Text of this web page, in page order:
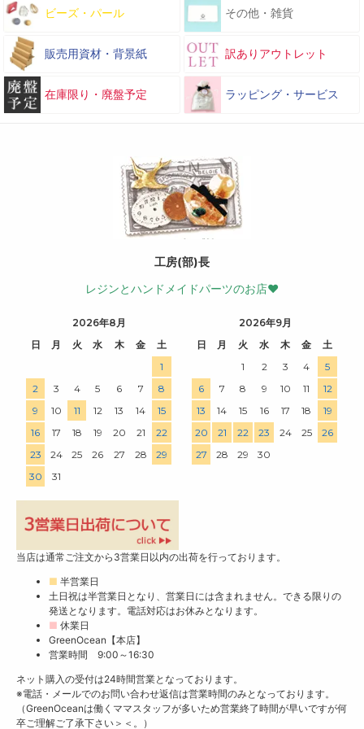
ビーズ・パール その他・雑貨
販売用資材・背景紙 訳ありアウトレット
在庫限り・廃盤予定 ラッピング・サービス
工房(部)長
レジンとハンドメイドパーツのお店♥
2026年8月
日
月 火 水 木 金
土
1
2
3 4 5 6 7
8
9
10 11 12 13 14
15
16
17 18 19 20 21
22
23
24 25 26 27 28
29
30
31
2026年9月
日
月 火 水 木 金
土
1
2 3 4
5
6
7 8 9 10 11
12
13
14 15 16 17 18
19
20
21 22 23 24 25
26
27
28 29 30
当店は通常ご注文から3営業日以内の出荷を行っております。
■ 半営業日
土日祝は半営業日となり、営業日には含まれません。できる限りの
発送となります。電話対応はお休みとなります。
■ 休業日
GreenOcean【本店】
営業時間 9:00～16:30
ネット購入の受付は24時間営業となっております。
※電話・メールでのお問い合わせ返信は営業時間のみとなっております。
（GreenOceanは働くママスタッフが多いため営業終了時間が早いですが何
卒ご理解ご了承下さい＞＜。）